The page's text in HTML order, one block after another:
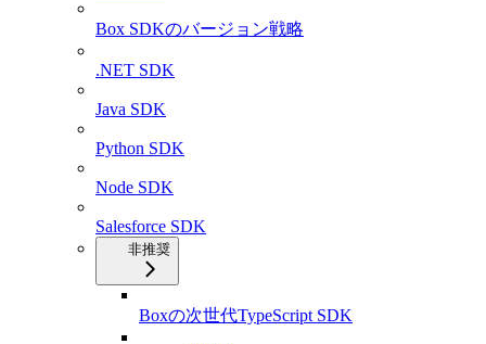
Box SDKのバージョン戦略
.NET SDK
Java SDK
Python SDK
Node SDK
Salesforce SDK
非推奨
Boxの次世代TypeScript SDK